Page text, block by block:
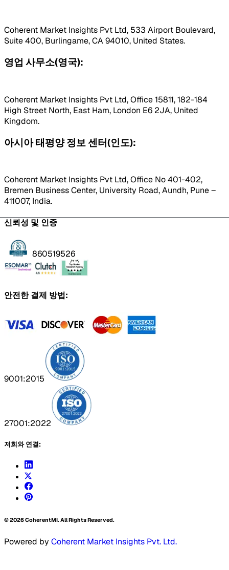
Coherent Market Insights Pvt Ltd, 533 Airport Boulevard,
Suite 400, Burlingame, CA 94010, United States.
영업 사무소(영국):
Coherent Market Insights Pvt Ltd, Office 15811, 182-184
High Street North, East Ham, London E6 2JA, United
Kingdom.
아시아 태평양 정보 센터(인도):
Coherent Market Insights Pvt Ltd, Office No 401-402,
Bremen Business Center, University Road, Aundh, Pune –
411007, India.
신뢰성 및 인증
860519526
안전한 결제 방법:
9001:2015
27001:2022
저희와 연결:
©2026CoherentMI. All Rights Reserved.
Powered by Coherent Market Insights Pvt. Ltd.